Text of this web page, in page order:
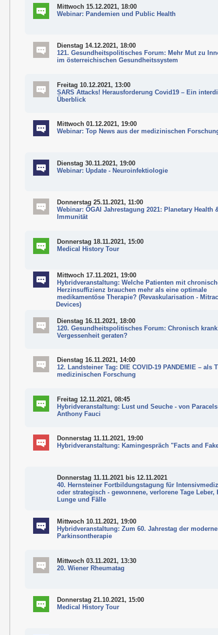
Mittwoch 15.12.2021, 18:00
Webinar: Pandemien und Public Health
Dienstag 14.12.2021, 18:00
121. Gesundheitspolitisches Forum: Mehr Mut zu
im österreichischen Gesundheitssystem
Freitag 10.12.2021, 13:00
SARS Attacks! Herausforderung Covid19 – Ein
Überblick
Mittwoch 01.12.2021, 19:00
Webinar: Top News aus der medizinischen
Dienstag 30.11.2021, 19:00
Webinar: Update - Neuroinfektiologie
Donnerstag 25.11.2021, 11:00
Webinar: ÖGAI Jahrestagung 2021: Planetary Health
Immunität
Donnerstag 18.11.2021, 15:00
Medical History Tour
Mittwoch 17.11.2021, 19:00
Hybridveranstaltung: Welche Patienten mit
Herzinsuffizienz brauchen mehr als eine optimale
medikamentöse Therapie? (Revaskularisation -
Devices)
Dienstag 16.11.2021, 18:00
120. Gesundheitspolitisches Forum: Chronisch
Vergessenheit geraten?
Dienstag 16.11.2021, 14:00
12. Landsteiner Tag: DIE COVID-19 PANDEMIE – als
medizinischen Forschung
Freitag 12.11.2021, 08:45
Hybridveranstaltung: Lust und Seuche - von
Anthony Fauci
Donnerstag 11.11.2021, 19:00
Hybridveranstaltung: Kamingespräch "Facts and
Donnerstag 11.11.2021 bis 12.11.2021
40. Hernsteiner Fortbildungstagung für
oder strategisch - gewonnene, verlorene Tage Leber,
Lunge und Fälle
Mittwoch 10.11.2021, 19:00
Hybridveranstaltung: Zum 60. Jahrestag der
Parkinsontherapie
Mittwoch 03.11.2021, 13:30
20. Wiener Rheumatag
Donnerstag 21.10.2021, 15:00
Medical History Tour